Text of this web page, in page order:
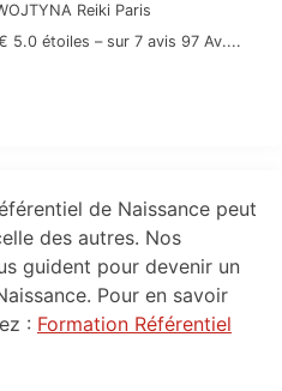
Reiki Paris
5.0 étoiles – sur 7 avis 97 Av....
de Naissance peut
des autres. Nos
guident pour devenir un
Pour en savoir
: Formation Référentiel